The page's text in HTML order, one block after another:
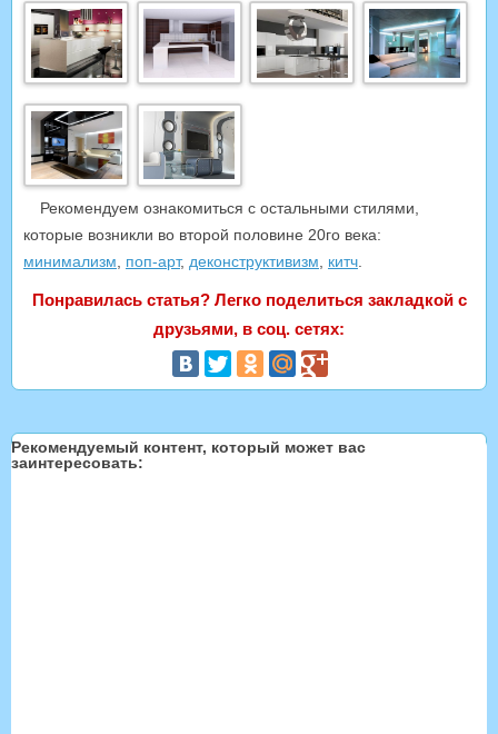
Рекомендуем ознакомиться с остальными стилями,
которые возникли во второй половине 20го века:
минимализм
поп-арт, деконструктивизм китч
Понравилась статья? Легко поделиться закладкой с
друзьями, в соц. сетях:
Рекомендуемый контент, который может вас
заинтересовать: